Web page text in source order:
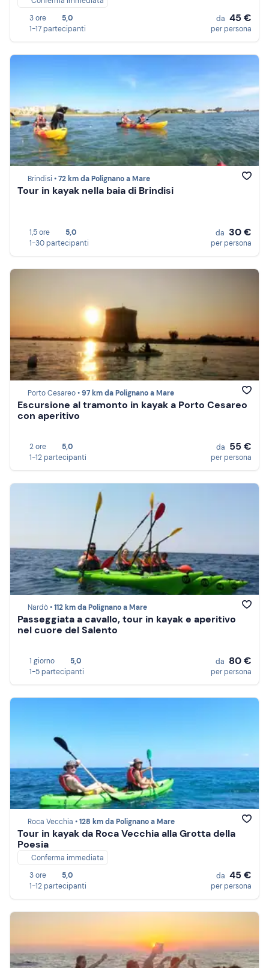
3 ore
5,0
1-17 partecipanti
da 45 €
per persona
Brindisi •72 km da Polignano a Mare
Tour in kayak nella baia di Brindisi
1,5 ore
5,0
1-30 partecipanti
da 30 €
per persona
Porto Cesareo •97 km da Polignano a Mare
Escursione al tramonto in kayak a Porto Cesareo
con aperitivo
2 ore
5,0
1-12 partecipanti
da 55 €
per persona
Nardò •112 km da Polignano a Mare
Passeggiata a cavallo, tour in kayak e aperitivo
nel cuore del Salento
1 giorno
5,0
1-5 partecipanti
da 80 €
per persona
Roca Vecchia •128 km da Polignano a Mare
Tour in kayak da Roca Vecchia alla Grotta della
Poesia
Conferma immediata
3 ore
5,0
1-12 partecipanti
da 45 €
per persona